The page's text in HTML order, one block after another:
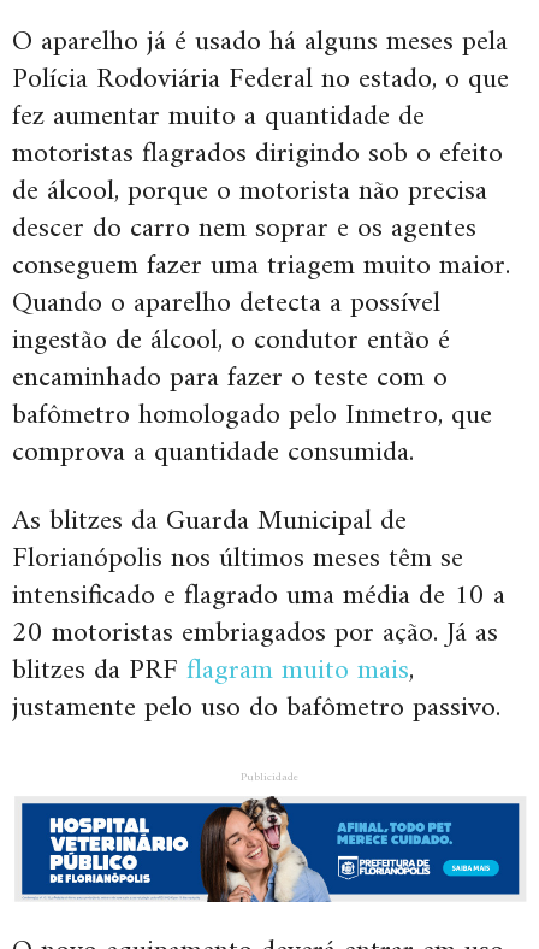
O aparelho já é usado há alguns meses pela
Polícia Rodoviária Federal no estado, o que
fez aumentar muito a quantidade de
motoristas flagrados dirigindo sob o efeito
de álcool, porque o motorista não precisa
descer do carro nem soprar e os agentes
conseguem fazer uma triagem muito maior.
Quando o aparelho detecta a possível
ingestão de álcool, o condutor então é
encaminhado para fazer o teste com o
bafômetro homologado pelo Inmetro, que
comprova a quantidade consumida.
As blitzes da Guarda Municipal de
Florianópolis nos últimos meses têm se
intensificado e flagrado uma média de 10 a
20 motoristas embriagados por ação. Já as
blitzes da PRFflagram muito mais,
justamente pelo uso do bafômetro passivo.
Publicidade